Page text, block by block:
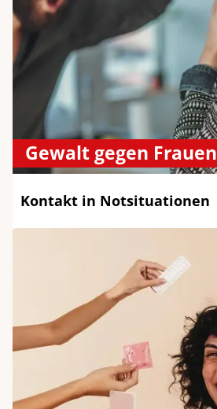
Gewalt gegen Frauen
Kontakt in Notsituationen